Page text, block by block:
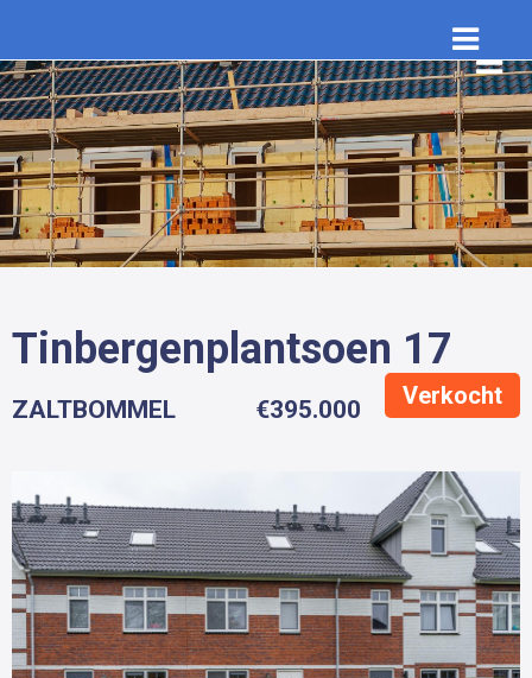
Tinbergenplantsoen 17
Verkocht
ZALTBOMMEL €395.000